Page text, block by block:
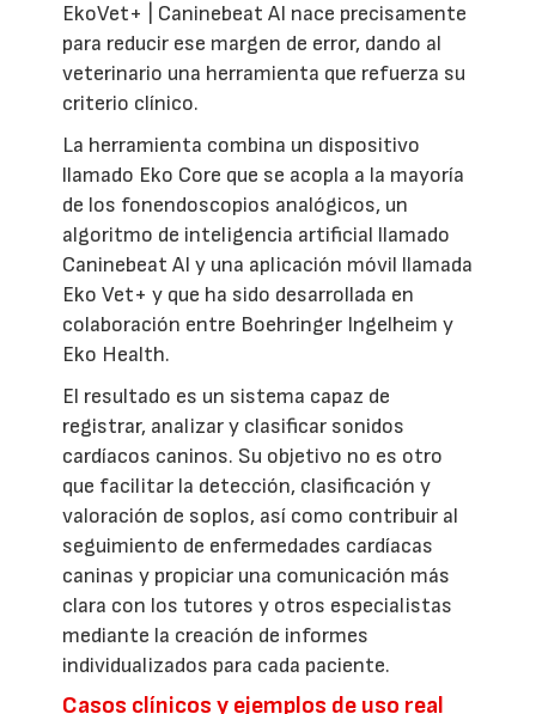
EkoVet+ | Caninebeat AI nace precisamente
para reducir ese margen de error, dando al
veterinario una herramienta que refuerza su
criterio clínico.
La herramienta combina un dispositivo
llamado Eko Core que se acopla a la mayoría
de los fonendoscopios analógicos, un
algoritmo de inteligencia artificial llamado
Caninebeat AI y una aplicación móvil llamada
Eko Vet+ y que ha sido desarrollada en
colaboración entre Boehringer Ingelheim y
Eko Health.
El resultado es un sistema capaz de
registrar, analizar y clasificar sonidos
cardíacos caninos. Su objetivo no es otro
que facilitar la detección, clasificación y
valoración de soplos, así como contribuir al
seguimiento de enfermedades cardíacas
caninas y propiciar una comunicación más
clara con los tutores y otros especialistas
mediante la creación de informes
individualizados para cada paciente.
Casos clínicos y ejemplos de uso real